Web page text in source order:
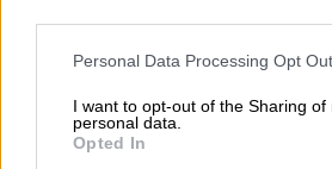
Please note that this website/app uses
not limited to your visit or usage
grant or deny consent to Google and
use your data for below specified
Personal Data Processing Opt
I want to opt-out of the Sharing of
personal data.
Opted In
Σήμεραοιεργασίεςτης Κ.Ο.
8:15 π.μ.και με
το βράδυ στις 20:30.